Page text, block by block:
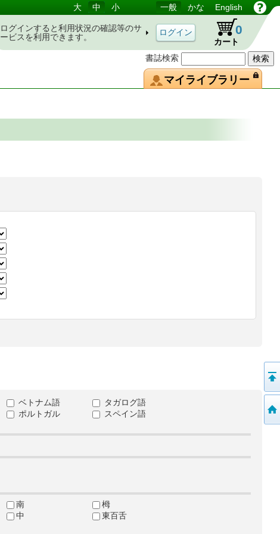
書誌検索
大 中 小 一般 かな English
ログインすると利用状況の確認等のサ
ービスを利用できます。
カート
0
マイライブラリー
ベトナム語
タガログ語
ポルトガル
スペイン語
南
栂
中
東百舌